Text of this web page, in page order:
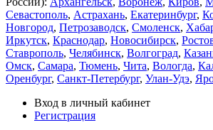
Севастополь, Астрахань, Екатеринбург,
Новгород, Петрозаводск, Смоленск,
Иркутск, Краснодар, Новосибирск,
Ставрополь, Челябинск, Волгоград,
Омск, Самара, Тюмень, Чита, Вологда,
Оренбург, Санкт-Петербург, Улан-Удэ,
Вход в личный кабинет
Регистрация